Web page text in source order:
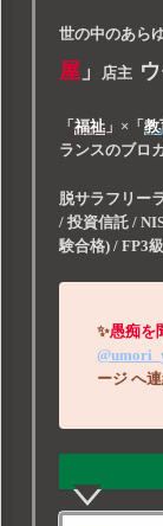
世の中のあら
屋」 店主
「 福祉」 × 「 教
ランスのブロ
脱サラフリー
/ 投資信託 /
験合格) / FP3
✨愚痴を
ージへ連